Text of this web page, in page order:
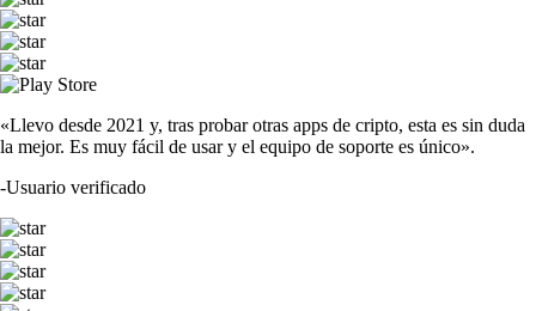
«Llevo desde 2021 y, tras probar otras apps de cripto, esta es sin duda
la mejor. Es muy fácil de usar y el equipo de soporte es único».
-Usuario verificado